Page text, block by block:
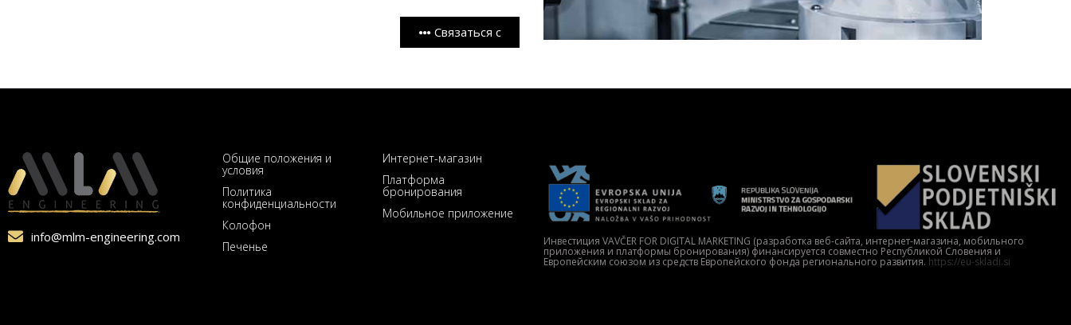
Связаться с
info@mlm-engineering.com
Общие положения и
условия
Политика
конфиденциальности
Колофон
Печенье
Интернет-магазин
Платформа
бронирования
Мобильное приложение
Инвестиция VAVČER FOR DIGITAL MARKETING (разработка веб-сайта, интернет-магазина, мобильного
приложения и платформы бронирования) финансируется совместно Республикой Словения и
Европейским союзом из средств Европейского фонда регионального развития. https://eu-skladi.si